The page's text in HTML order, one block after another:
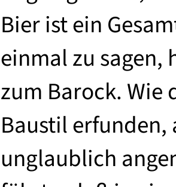
Bier ist ein
einmal zu sagen,
zum Barock. Wie
Baustil erfunden,
unglaublich